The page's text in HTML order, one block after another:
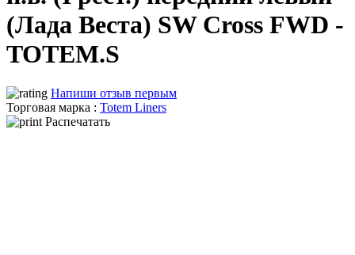
(Лада Веста) SW Cross FWD -
TOTEM.S
Напиши отзыв первым
Торговая марка : Totem Liners
Распечатать